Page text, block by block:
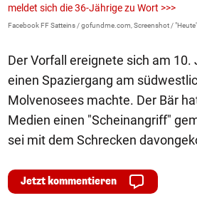
meldet sich die 36-Jährige zu Wort >>>
Facebook FF Satteins / gofundme.com, Screenshot /
Der Vorfall ereignete sich am 10.
einen Spaziergang am
Molvenosees machte. Der Bär
Medien einen "Scheinangriff"
sei mit dem Schrecken
Jetzt kommentieren